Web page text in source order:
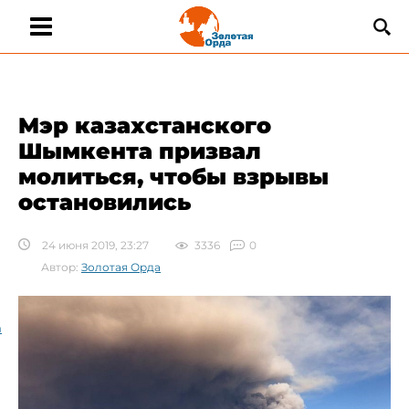
Мэр казахстанского
Шымкента призвал
молиться, чтобы взрывы
остановились
24 июня 2019, 23:27 3336
0
Автор: Золотая Орда